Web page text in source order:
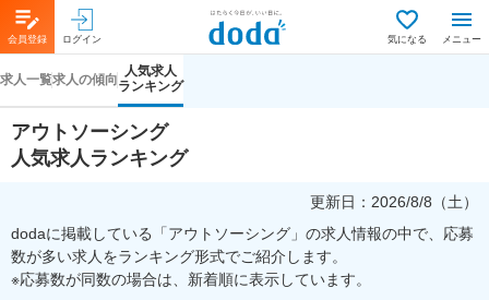
会員登録 ログイン 気になる メニュー
求人一覧求人の傾向
人気求人
ランキング
アウトソーシング
人気求人ランキング
更新日： 2026/8/8（土）
dodaに掲載している「アウトソーシング」の求人情報の中で、応募
数が多い求人をランキング形式でご紹介します。
※応募数が同数の場合は、新着順に表示しています。